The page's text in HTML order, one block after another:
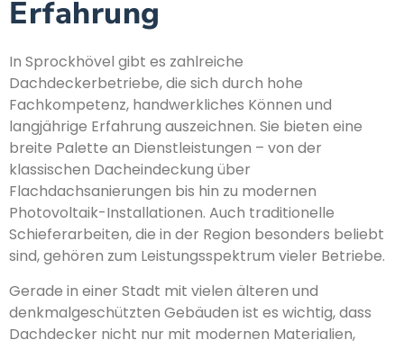
Erfahrung
In Sprockhövel gibt es zahlreiche
Dachdeckerbetriebe, die sich durch hohe
Fachkompetenz, handwerkliches Können und
langjährige Erfahrung auszeichnen. Sie bieten eine
breite Palette an Dienstleistungen – von der
klassischen Dacheindeckung über
Flachdachsanierungen bis hin zu modernen
Photovoltaik-Installationen. Auch traditionelle
Schieferarbeiten, die in der Region besonders beliebt
sind, gehören zum Leistungsspektrum vieler Betriebe.
Gerade in einer Stadt mit vielen älteren und
denkmalgeschützten Gebäuden ist es wichtig, dass
Dachdecker nicht nur mit modernen Materialien,